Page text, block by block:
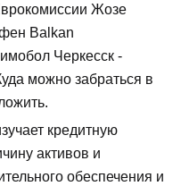
Жозе
Balkan
Черкесск -
можно забраться в
кредитную
активов и
обеспечения и